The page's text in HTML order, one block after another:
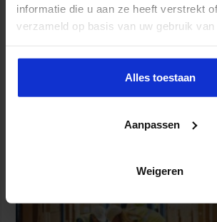
informatie die u aan ze heeft verstrekt
verzameld op basis van uw gebruik van
Alles toestaan
Aanpassen
Weigeren
Partijen maken afspraken over betere